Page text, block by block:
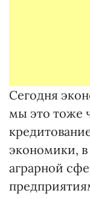
Сегодня
мы это тоже
экономики,
аграрной